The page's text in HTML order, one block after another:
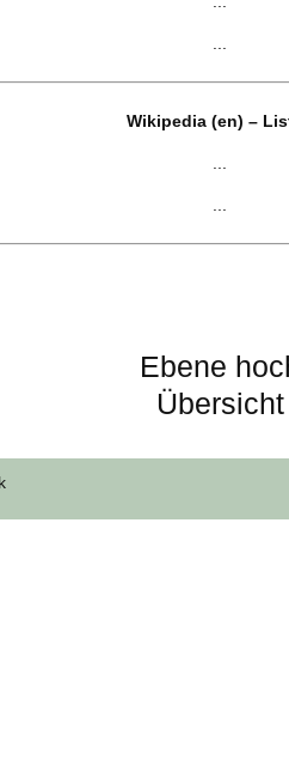
Wikipedia (en) –
Ebene
Übersicht